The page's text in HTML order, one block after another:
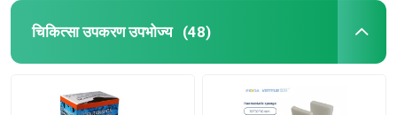
चिकित्सा उपकरण उपभोज्य (48)